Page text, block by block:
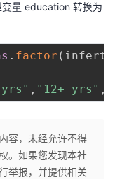
量 education 转换为
. factor ( infert
, "12+ yrs" ,
容，未经允许不得
。如果您发现本社
举报，并提供相关